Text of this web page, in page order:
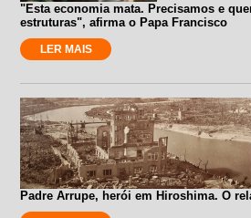
"Esta economia mata. Precisamos e
estruturas", afirma o Papa Francisco
LER MAIS
Padre Arrupe, herói em Hiroshima. O